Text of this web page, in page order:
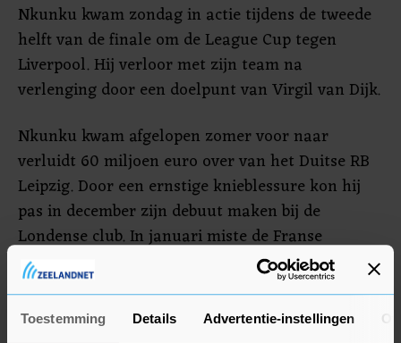
Toestemming Details Advertentie-instellingen
Nkunku kwam zondag in actie tijdens de tweede
helft van de finale om de League Cup tegen
Liverpool. Hij verloor met zijn team na
verlenging door een doelpunt van Virgil van Dijk.
Nkunku kwam afgelopen zomer voor naar
verluidt 60 miljoen euro over van het Duitse RB
Leipzig. Door een ernstige knieblessure kon hij
pas in december zijn debuut maken bij de
Londense club. In januari miste de Franse
international een aantal duels vanwege een
heupblessure.